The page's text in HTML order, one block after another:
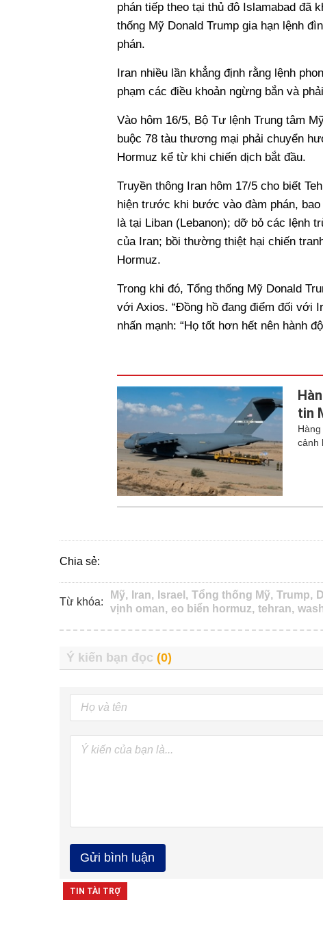
phán tiếp theo tại thủ đô Islamabad đã
thống Mỹ Donald Trump gia hạn lệnh
phán.
Iran nhiều lần khẳng định rằng lệnh
phạm các điều khoản ngừng bắn và
Vào hôm 16/5, Bộ Tư lệnh Trung tâm
buộc 78 tàu thương mại phải chuyển
Hormuz kể từ khi chiến dịch bắt đầu.
Truyền thông Iran hôm 17/5 cho biết
hiện trước khi bước vào đàm phán,
là tại Liban (Lebanon); dỡ bỏ các lệnh
của Iran; bồi thường thiệt hại chiến
Hormuz.
Trong khi đó, Tổng thống Mỹ Donald
với Axios. “Đồng hồ đang điểm đối với
nhấn mạnh: “Họ tốt hơn hết nên hành
tin
cảnh
Chia sẻ:
Từ khóa:
Mỹ, Iran, Israel, Tổng thống Mỹ, Trump,
vịnh oman, eo biển hormuz, tehran,